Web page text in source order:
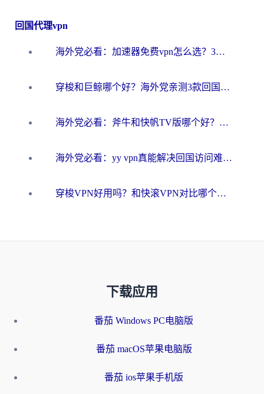
回国代理vpn
海外党必看：加速器免费vpn怎么选？3步教你无缝访问国内资源
穿梭和巨鲸哪个好？海外党亲测3款回国加速器，教你避开90%的坑
海外党必看：斧牛和快帆TV版哪个好？3分钟选对回国加速器，无缝刷B站、追热剧
海外党必看：yy vpn真能解决回国访问难题？附云极initap测评+免费方案对比
穿梭VPN好用吗？和快滚VPN对比哪个回国效果更好？海外党选回国加速器必看指南
下载应用
番茄 Windows PC电脑版
番茄 macOS苹果电脑版
番茄 ios苹果手机版